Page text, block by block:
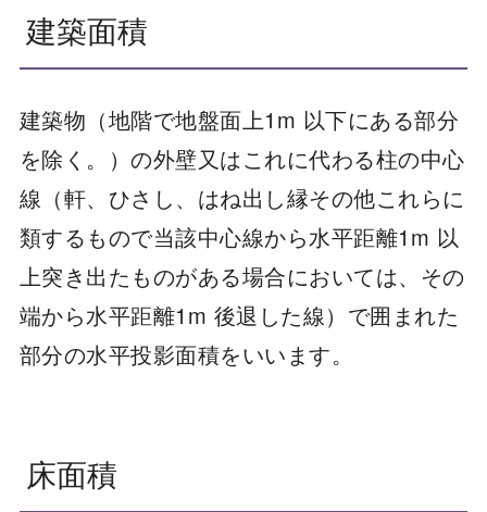
建築面積
建築物（地階で地盤面上1m 以下にある部分
を除く。）の外壁又はこれに代わる柱の中心
線（軒、ひさし、はね出し縁その他これらに
類するもので当該中心線から水平距離1m 以
上突き出たものがある場合においては、その
端から水平距離1m 後退した線）で囲まれた
部分の水平投影面積をいいます。
床面積